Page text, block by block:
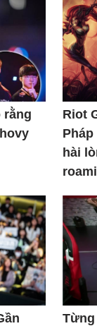
rằng
Riot
hài
Từng